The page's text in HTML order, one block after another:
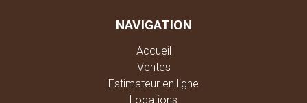
NAVIGATION
Accueil
Ventes
Estimateur en ligne
Locations